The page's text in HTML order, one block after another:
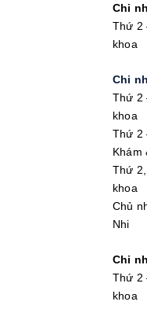
Chi
Thứ 2
khoa
Chi
Thứ 2
khoa
Thứ 2
Khám
Thứ
khoa
Chủ
Nhi
Chi
Thứ 2
khoa